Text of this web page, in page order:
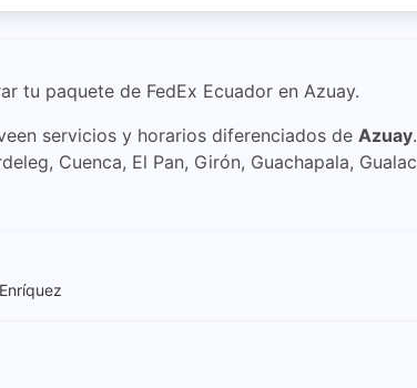
tu paquete de FedEx Ecuador en Azuay.
servicios y horarios diferenciados de Azuay
Cuenca, El Pan, Girón, Guachapala,